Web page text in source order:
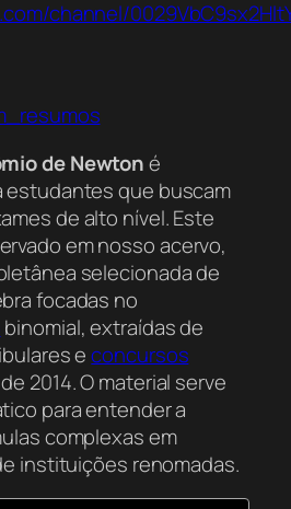
channel/
de Newtoné
estudantes que buscam
de alto nível. Este
em nosso acervo,
selecionada de
focadas no
binomial, extraídas de
econcursos
2014. O material serve
para entender a
complexas em
instituições renomadas.